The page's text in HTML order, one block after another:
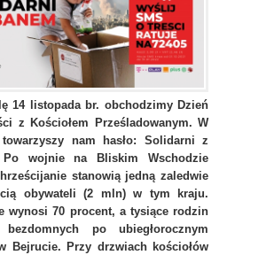
14 listopada br. obchodzimy Dzień
z Kościołem Prześladowanym. W
nam hasło: Solidarni z
Po wojnie na Bliskim Wschodzie
stanowią jedną zaledwie
obywateli (2 mln) w tym kraju.
wynosi 70 procent, a tysiące rodzin
bezdomnych po ubiegłorocznym
Bejrucie. Przy drzwiach kościołów